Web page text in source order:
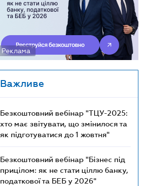
Реклама
Важливе
Безкоштовний вебінар "ТЦУ-2025:
хто має звітувати, що змінилося та
як підготуватися до 1 жовтня"
Безкоштовний вебінар "Бізнес під
прицілом: як не стати ціллю банку,
податкової та БЕБ у 2026"